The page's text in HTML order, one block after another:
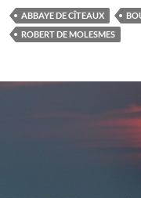
ABBAYE DE CÎTEAUX
ROBERT DE MOLESMES